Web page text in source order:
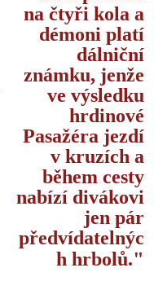
na čtyři kola a
démoni platí
dálniční
známku, jenže
ve výsledku
hrdinové
Pasažéra jezdí
v kruzích a
během cesty
nabízí divákovi
jen pár
předvídatelnýc
h hrbolů.